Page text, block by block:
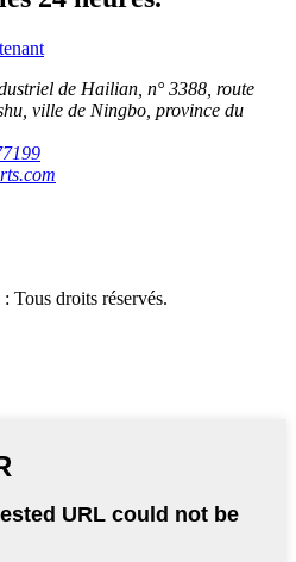
de Hailian, n° 3388, route
ville de Ningbo, province du
Tous droits réservés.